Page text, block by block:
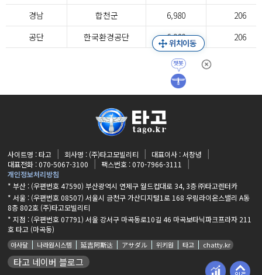
경남
합천군 6,980
206
공단
한국환경공단 6,980 206
사이트명 : 타고 회사명 : (주)타고모빌리티
대표이사 : 서창녕
대표전화 : 070-5067-3100
팩스번호 : 070-7966-3111
개인정보처리방침
* 부산 : (우편번호 47590) 부산광역시 연제구 월드컵대로 34, 3층 ㈜타고렌터카
* 서울 : (우편번호 08507) 서울시 금천구 가산디지털1로 168 우림라이온스밸리 A동
8층 802호 (주)타고모빌리티
* 지점 : (우편번호 07791) 서울 강서구 마곡동로10길 46 마곡보타닉파크프라자 211
호 타고 (마곡동)
아사달 나라원시스템 延吉阿斯达 アサダル 위키원 타고 chatty.kr
타고 네이버 블로그